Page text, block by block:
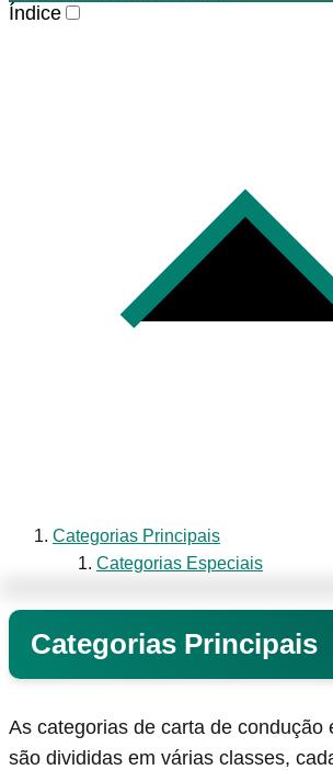
Índice
Categorias Principais
Categorias Especiais
Categorias Principais
As categorias de carta de condução
são divididas em várias classes,